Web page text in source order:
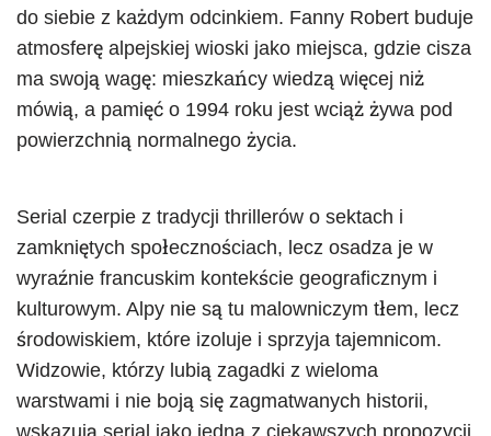
do siebie z każdym odcinkiem. Fanny Robert buduje
atmosferę alpejskiej wioski jako miejsca, gdzie cisza
ma swoją wagę: mieszkańcy wiedzą więcej niż
mówią, a pamięć o 1994 roku jest wciąż żywa pod
powierzchnią normalnego życia.
Serial czerpie z tradycji thrillerów o sektach i
zamkniętych społecznościach, lecz osadza je w
wyraźnie francuskim kontekście geograficznym i
kulturowym. Alpy nie są tu malowniczym tłem, lecz
środowiskiem, które izoluje i sprzyja tajemnicom.
Widzowie, którzy lubią zagadki z wieloma
warstwami i nie boją się zagmatwanych historii,